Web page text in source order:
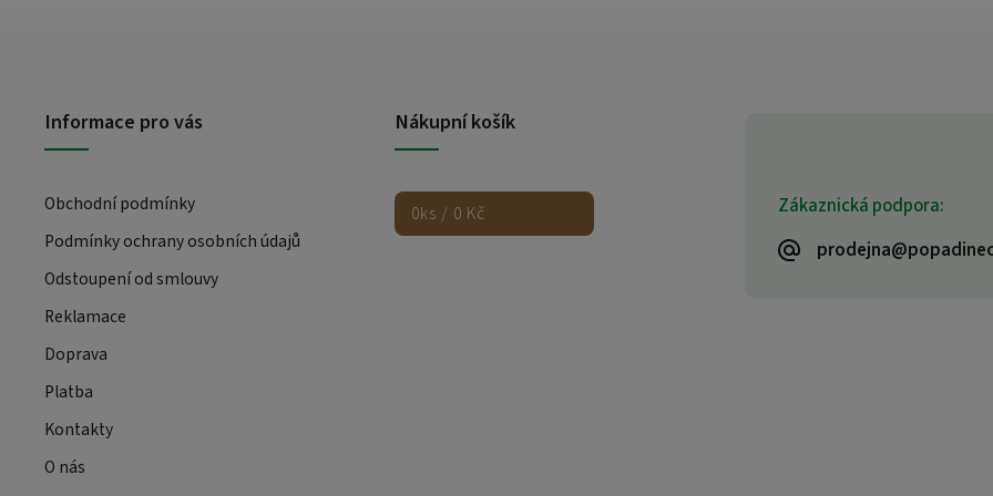
Zákaznická podpora:
Informace pro vás
Obchodní podmínky
Podmínky ochrany osobních údajů
Odstoupení od smlouvy
Reklamace
Doprava
Platba
Kontakty
O nás
Nákupní košík
0ks / 0 Kč